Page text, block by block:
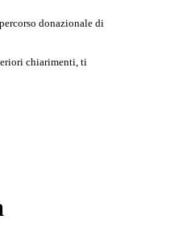
donazionale di
chiarimenti, ti